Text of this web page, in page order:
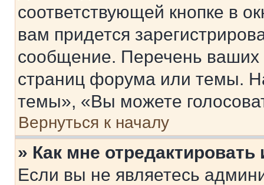
соответствующей кнопке в
вам придется
сообщение. Перечень ваших
страниц форума или темы.
темы», «Вы можете
Вернуться к началу
» Как мне
Если вы не являетесь